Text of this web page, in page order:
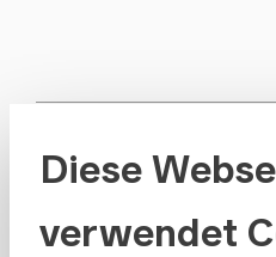
Diese
verwendet
Autoren
Oliver Künzler